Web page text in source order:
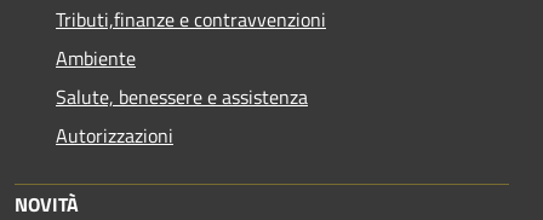
Tributi,finanze e contravvenzioni
Ambiente
Salute, benessere e assistenza
Autorizzazioni
NOVITÀ